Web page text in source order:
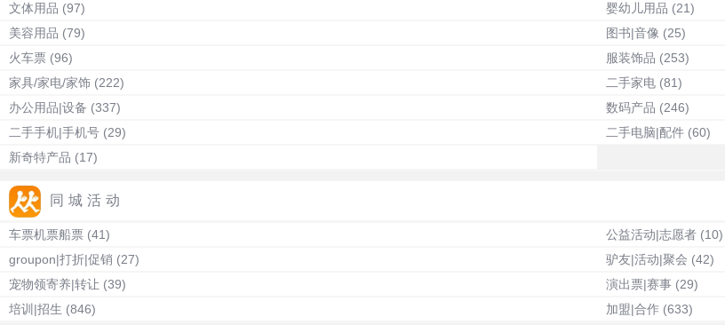
文体用品 (97) 婴幼儿用品 (21)
美容用品 (79) 图书|音像 (25)
火车票 (96) 服装饰品 (253)
家具/家电/家饰 (222) 二手家电 (81)
办公用品|设备 (337) 数码产品 (246)
二手手机|手机号 (29) 二手电脑|配件 (60)
新奇特产品 (17)
同城活动
车票机票船票 (41) 公益活动|志愿者 (10)
groupon|打折|促销 (27) 驴友|活动|聚会 (42)
宠物领寄养|转让 (39) 演出票|赛事 (29)
培训|招生 (846) 加盟|合作 (633)